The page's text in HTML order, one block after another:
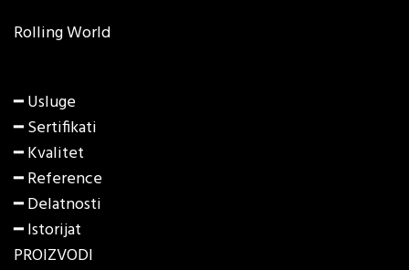
Rolling World
━ Usluge
━ Sertifikati
━ Kvalitet
━ Reference
━ Delatnosti
━ Istorijat
PROIZVODI